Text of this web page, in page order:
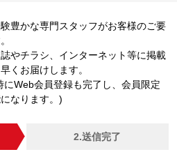
豊かな専門スタッフがお客様のご要
やチラシ、インターネット等に掲載
くお届けします。
Web会員登録も完了し、会員限定
なります。)
2.送信完了